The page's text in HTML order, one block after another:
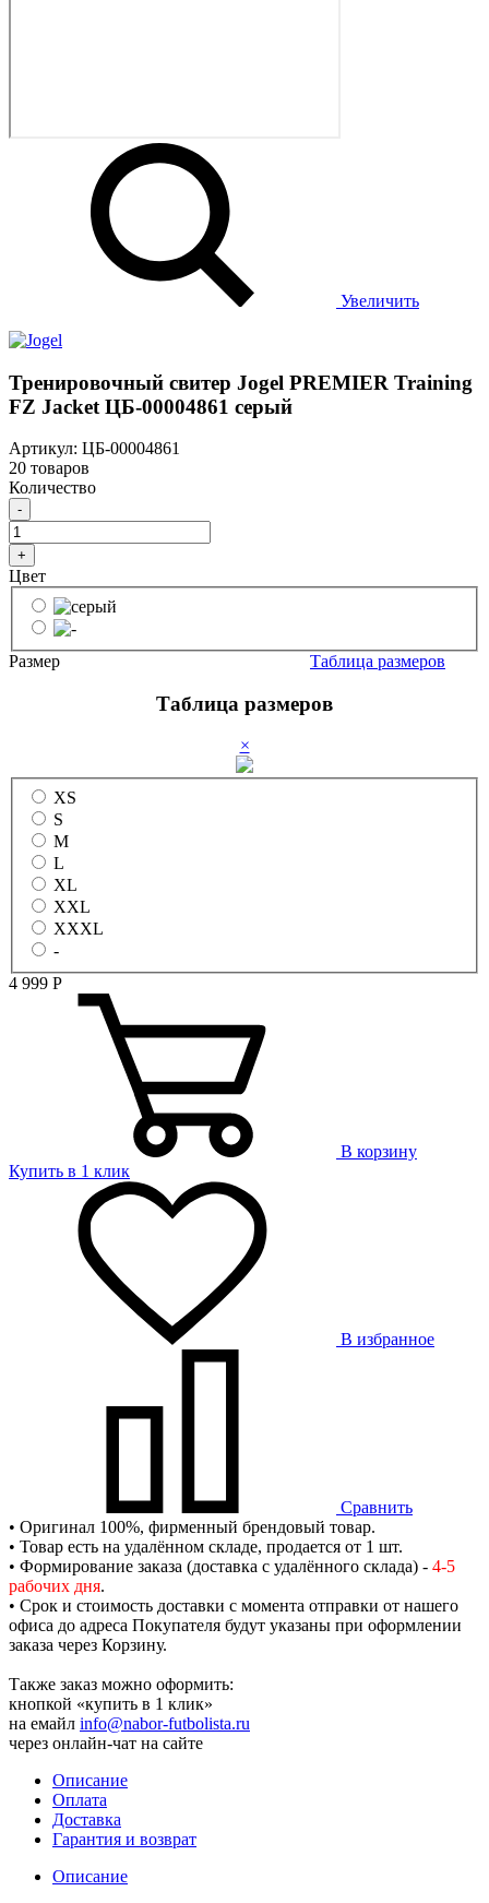
Увеличить
Тренировочный свитер Jogel PREMIER Training
FZ Jacket ЦБ-00004861 серый
Артикул: ЦБ-00004861
20 товаров
Количество
-
+
Цвет
Размер Таблица размеров
Таблица размеров
×
XS
S
M
L
XL
XXL
XXXL
-
4 999 Р
В корзину
Купить в 1 клик
В избранное
Сравнить
• Оригинал 100%, фирменный брендовый товар.
• Товар есть на удалённом складе, продается от 1 шт.
• Формирование заказа (доставка с удалённого склада) - 4-5
рабочих дня.
• Срок и стоимость доставки с момента отправки от нашего
офиса до адреса Покупателя будут указаны при оформлении
заказа через Корзину.
Также заказ можно оформить:
кнопкой «купить в 1 клик»
на емайл info@nabor-futbolista.ru
через онлайн-чат на сайте
Описание
Оплата
Доставка
Гарантия и возврат
Описание